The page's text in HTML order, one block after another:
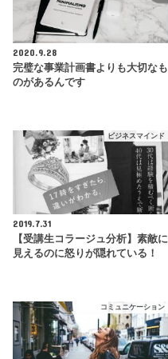
2020.9.28
完璧な事業計画書よりも大切なも
のがあるんです
ビジネスマインド
2019.7.31
【受講生コラージュ分析】素敵に
見えるのに怒りが隠れている！
コミュニケーション